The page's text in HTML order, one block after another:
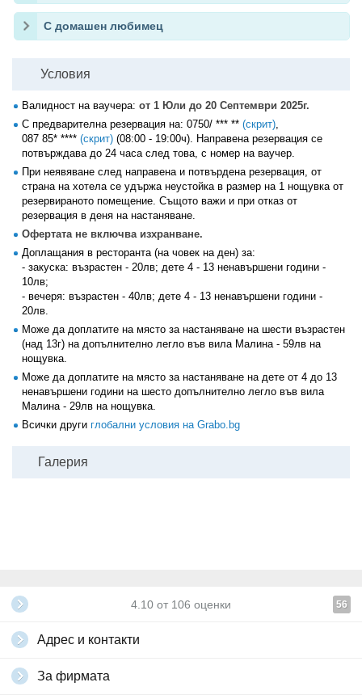
С домашен любимец
Условия
Валидност на ваучера: от 1 Юли до 20 Септември 2025г.
С предварителна резервация на: 0750/ *** ** (скрит),
087 85* **** (скрит) (08:00 - 19:00ч). Направена резервация се
потвърждава до 24 часа след това, с номер на ваучер.
При неявяване след направена и потвърдена резервация, от
страна на хотела се удържа неустойка в размер на 1 нощувка от
резервираното помещение. Същото важи и при отказ от
резервация в деня на настаняване.
Офертата не включва изхранване.
Доплащания в ресторанта (на човек на ден) за:
- закуска: възрастен - 20лв; дете 4 - 13 ненавършени години -
10лв;
- вечеря: възрастен - 40лв; дете 4 - 13 ненавършени години -
20лв.
Може да доплатите на място за настаняване на шести възрастен
(над 13г) на допълнително легло във вила Малина - 59лв на
нощувка.
Може да доплатите на място за настаняване на дете от 4 до 13
ненавършени години на шесто допълнително легло във вила
Малина - 29лв на нощувка.
Всички други глобални условия на Grabo.bg
Галерия
4.10 от 106 оценки 56
Адрес и контакти
За фирмата